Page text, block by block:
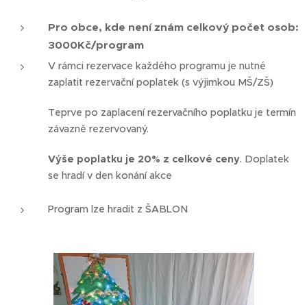
Pro obce, kde není znám celkový počet osob:
3000Kč/program
V rámci rezervace každého programu je nutné
zaplatit rezervační poplatek (s výjimkou MŠ/ZŠ)
Teprve po zaplacení rezervačního poplatku je termín
závazně rezervovaný.
Výše poplatku je 20% z celkové ceny. Doplatek
se hradí v den konání akce
Program lze hradit z ŠABLON